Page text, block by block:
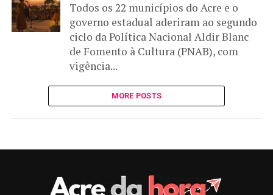
Todos os 22 municípios do Acre e o
governo estadual aderiram ao segundo
ciclo da Política Nacional Aldir Blanc
de Fomento à Cultura (PNAB), com
vigência...
MORE POSTS